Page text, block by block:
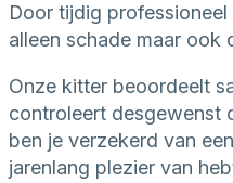
Door tijdig
alleen schade maar ook
Onze kitter beoordeelt
controleert desgewenst
ben je verzekerd van
jarenlang plezier van